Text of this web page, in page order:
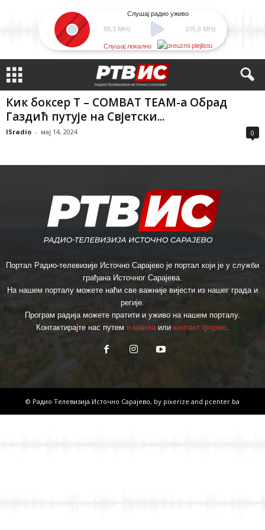
88,3 MHz
Слушај радио уживо
105,6 MHz
Слушај локално
Кик боксер T – COMBAT TЕАМ-а Обрад
Газдић путује на Свјетски...
ISradio - мај 14, 2024 0
Портал Радио-телевизије Источно Сарајево је портал који је у служби
грађана Источног Сарајева.
На нашем порталу можете наћи све важније вијести из нашег града и
регије.
Програм радија можете пратити и уживо на нашем порталу.
Контактирајте нас путем е-маилаили контакт форме.
© Радио Телевизија Источно Сарајево, by pixerize and pcenter.ba